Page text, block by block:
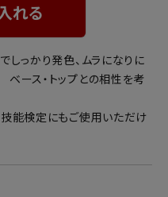
れる
しっかり発色、ムラになりに
ース・トップとの相性を考
能検定にもご使用いただけ